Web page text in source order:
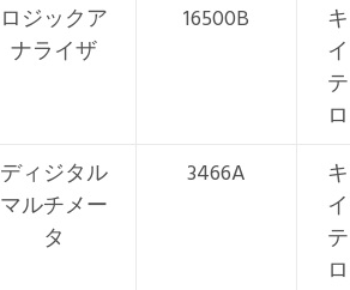
ロジックア
ナライザ
16500B
ディジタル
マルチメー
タ
3466A